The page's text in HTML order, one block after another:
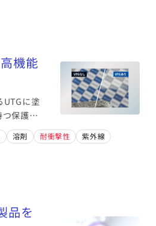
機能
UTGに塗
保護樹
溶剤 耐衝撃性 紫外線
品を